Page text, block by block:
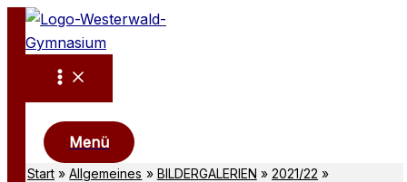
Zum
Inhalt
springen
Menü
Start Allgemeines BILDERGALERIEN
2021/22